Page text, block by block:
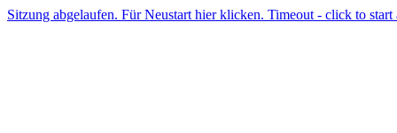
Sitzung abgelaufen. Für Neustart hier klicken. Timeout - click to start